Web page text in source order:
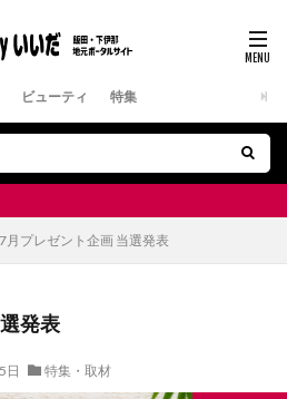
ビューティ 特集
7月プレゼント企画 当選発表
発表
日 特集・取材